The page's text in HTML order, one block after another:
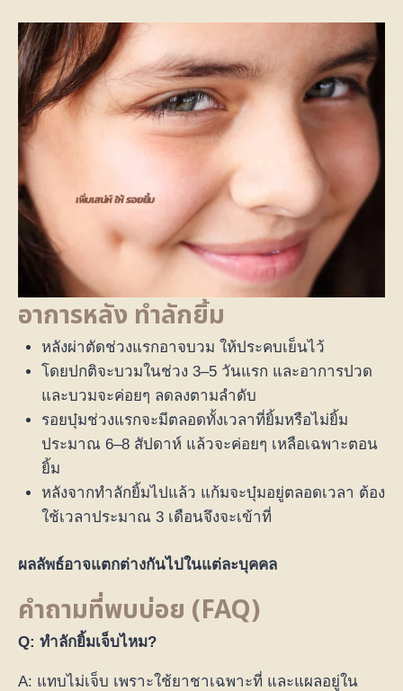
อาการหลัง ทำลักยิ้ม
หลังผ่าตัดช่วงแรกอาจบวม ให้ประคบเย็นไว้
โดยปกติจะบวมในช่วง 3–5 วันแรก และอาการปวด
และบวมจะค่อยๆ ลดลงตามลำดับ
รอยบุ๋มช่วงแรกจะมีตลอดทั้งเวลาที่ยิ้มหรือไม่ยิ้ม
ประมาณ 6–8 สัปดาห์ แล้วจะค่อยๆ เหลือเฉพาะตอน
ยิ้ม
หลังจากทำลักยิ้มไปแล้ว แก้มจะบุ๋มอยู่ตลอดเวลา ต้อง
ใช้เวลาประมาณ 3 เดือนจึงจะเข้าที่
ผลลัพธ์อาจแตกต่างกันไปในแต่ละบุคคล
คำถามที่พบบ่อย (FAQ)
Q: ทำลักยิ้มเจ็บไหม?
A: แทบไม่เจ็บ เพราะใช้ยาชาเฉพาะที่ และแผลอยู่ใน